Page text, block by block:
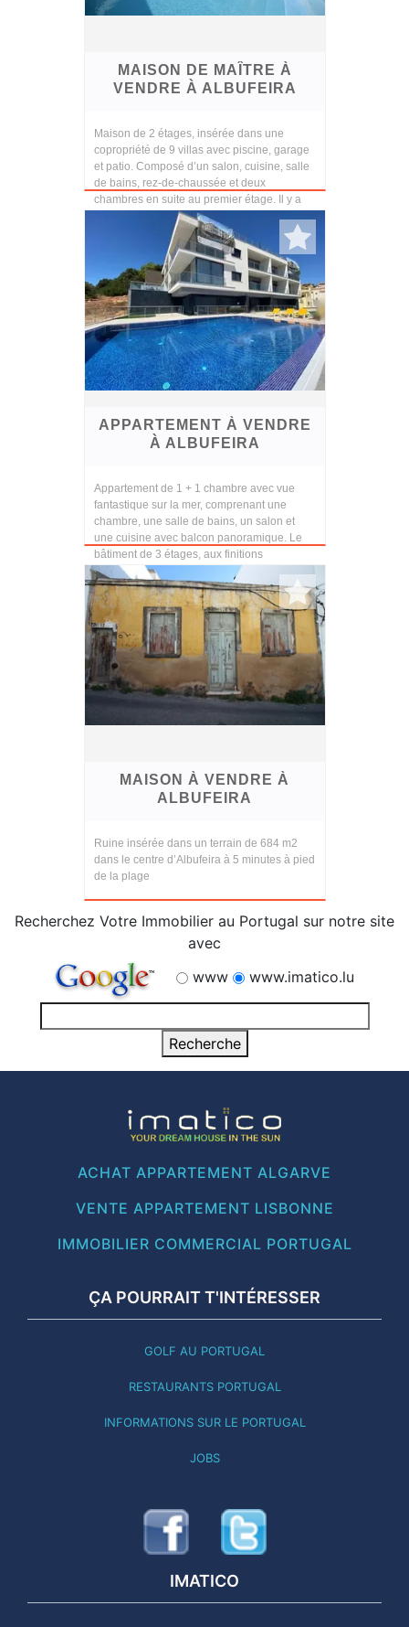
MAISON DE MAÎTRE À
VENDRE À ALBUFEIRA
Maison de 2 étages, insérée dans une
copropriété de 9 villas avec piscine, garage
et patio. Composé d’un salon, cuisine, salle
de bains, rez-de-chaussée et deux
chambres en suite au premier étage. Il y a
APPARTEMENT À VENDRE
À ALBUFEIRA
Appartement de 1 + 1 chambre avec vue
fantastique sur la mer, comprenant une
chambre, une salle de bains, un salon et
une cuisine avec balcon panoramique. Le
bâtiment de 3 étages, aux finitions
modernes, dispose d’u...
MAISON À VENDRE À
ALBUFEIRA
Ruine insérée dans un terrain de 684 m2
dans le centre d’Albufeira à 5 minutes à pied
de la plage
Recherchez Votre Immobilier au Portugal sur notre site
avec
www
www.imatico.lu
ACHAT APPARTEMENT ALGARVE
VENTE APPARTEMENT LISBONNE
IMMOBILIER COMMERCIAL PORTUGAL
ÇA POURRAIT T'INTÉRESSER
GOLF AU PORTUGAL
RESTAURANTS PORTUGAL
INFORMATIONS SUR LE PORTUGAL
JOBS
IMATICO